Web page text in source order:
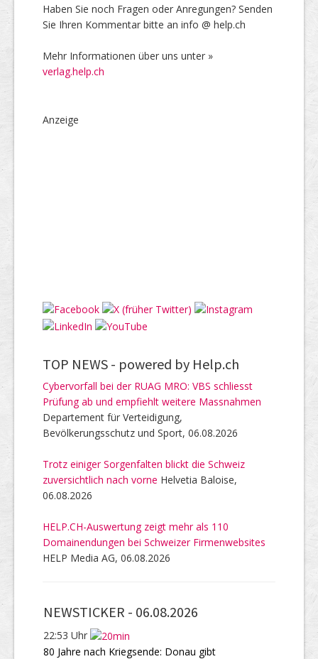
Haben Sie noch Fragen oder Anregungen? Senden
Sie Ihren Kommentar bitte an info @ help.ch
Mehr Informationen über uns unter »
verlag.help.ch
Anzeige
TOP NEWS - powered by Help.ch
Cybervorfall bei der RUAG MRO: VBS schliesst
Prüfung ab und empfiehlt weitere Massnahmen
Departement für Verteidigung,
Bevölkerungsschutz und Sport, 06.08.2026
Trotz einiger Sorgenfalten blickt die Schweiz
zuversichtlich nach vorne Helvetia Baloise,
06.08.2026
HELP.CH-Auswertung zeigt mehr als 110
Domainendungen bei Schweizer Firmenwebsites
HELP Media AG, 06.08.2026
NEWSTICKER - 06.08.2026
22:53 Uhr
80 Jahre nach Kriegsende: Donau gibt